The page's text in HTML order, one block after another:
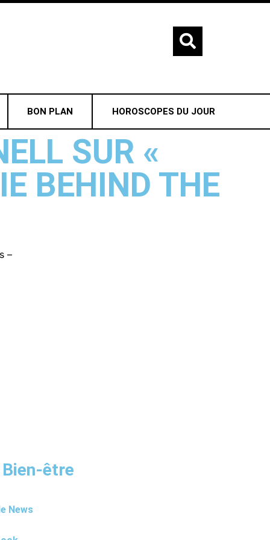
BON PLAN HOROSCOPES DU JOUR
SUR «
BEHIND THE
–
Bien-être
News